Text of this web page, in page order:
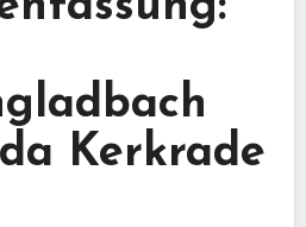
Kerkrade